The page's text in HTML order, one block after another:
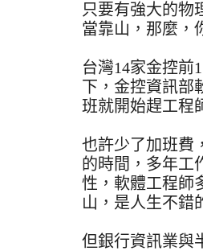
只要有強大的物
當靠山，那麼，
台灣14家金控前
下，金控資訊部
班就開始趕工程
也許少了加班費
的時間，多年工
性，軟體工程師
山，是人生不錯
但銀行資訊業與